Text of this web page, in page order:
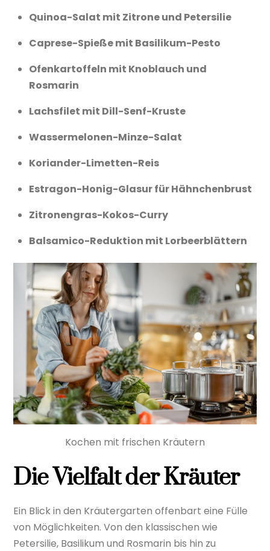
Quinoa-Salat mit Zitrone und Petersilie
Caprese-Spieße mit Basilikum-Pesto
Ofenkartoffeln mit Knoblauch und
Rosmarin
Lachsfilet mit Dill-Senf-Kruste
Wassermelonen-Minze-Salat
Koriander-Limetten-Reis
Estragon-Honig-Glasur für Hähnchenbrust
Zitronengras-Kokos-Curry
Balsamico-Reduktion mit Lorbeerblättern
Kochen mit frischen Kräutern
Die Vielfalt der Kräuter
Ein Blick in den Kräutergarten offenbart eine Fülle
von Möglichkeiten. Von den klassischen wie
Petersilie, Basilikum und Rosmarin bis hin zu